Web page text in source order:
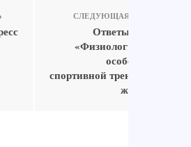
СЛЕДУЮЩАЯ ЗАПИСЬ
Ответы на тест
«Физиологические
особенности
спортивной тренировки
женщин»